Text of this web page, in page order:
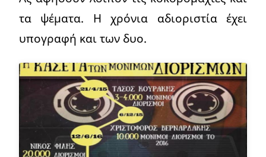
τα ψέματα. Η χρόνια αδιοριστία έχει
υπογραφή και των δυο.